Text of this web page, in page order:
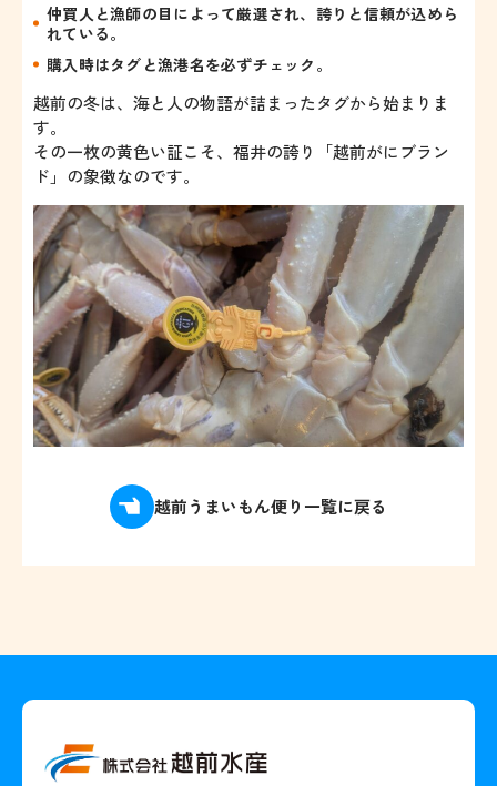
仲買人と漁師の目によって厳選され、誇りと信頼が込めら
れている。
購入時はタグと漁港名を必ずチェック。
越前の冬は、海と人の物語が詰まったタグから始まりま
す。
その一枚の黄色い証こそ、福井の誇り「越前がにブラン
ド」の象徴なのです。
越前うまいもん便り一覧に戻る